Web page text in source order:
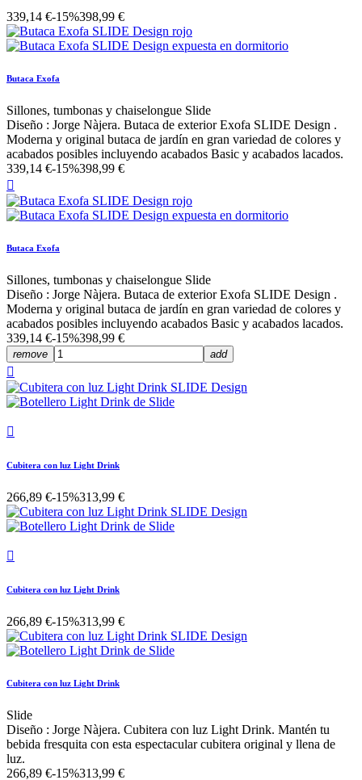
339,14 €-15%398,99 €
Butaca Exofa
Sillones, tumbonas y chaiselongue Slide
Diseño : Jorge Nàjera. Butaca de exterior Exofa SLIDE Design .
Moderna y original butaca de jardín en gran variedad de colores y
acabados posibles incluyendo acabados Basic y acabados lacados.
339,14 €-15%398,99 €

Butaca Exofa
Sillones, tumbonas y chaiselongue Slide
Diseño : Jorge Nàjera. Butaca de exterior Exofa SLIDE Design .
Moderna y original butaca de jardín en gran variedad de colores y
acabados posibles incluyendo acabados Basic y acabados lacados.
339,14 €-15%398,99 €
remove add


Cubitera con luz Light Drink
266,89 €-15%313,99 €

Cubitera con luz Light Drink
266,89 €-15%313,99 €
Cubitera con luz Light Drink
Slide
Diseño : Jorge Nàjera. Cubitera con luz Light Drink. Mantén tu
bebida fresquita con esta espectacular cubitera original y llena de
luz.
266,89 €-15%313,99 €